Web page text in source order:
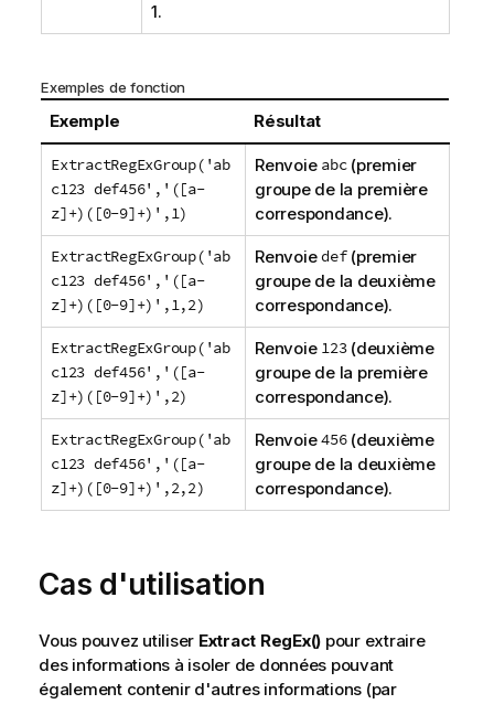
1.
Exemples de fonction
Exemple Résultat
ExtractRegExGroup('ab
c123 def456','([a-
z]+)([0-9]+)',1)
Renvoie abc(premier
groupe de la première
correspondance).
ExtractRegExGroup('ab
c123 def456','([a-
z]+)([0-9]+)',1,2)
Renvoiedef(premier
groupe de la deuxième
correspondance).
ExtractRegExGroup('ab
c123 def456','([a-
z]+)([0-9]+)',2)
Renvoie 123(deuxième
groupe de la première
correspondance).
ExtractRegExGroup('ab
c123 def456','([a-
z]+)([0-9]+)',2,2)
Renvoie456(deuxième
groupe de la deuxième
correspondance).
Cas d'utilisation
Vous pouvez utiliser Extract RegEx() pour extraire
des informations à isoler de données pouvant
également contenir d'autres informations (par